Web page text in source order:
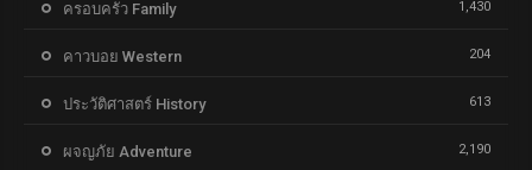
ครอบครัว Family 1,430
คาวบอย Western 204
ประวัติศาสตร์ History 613
ผจญภัย Adventure 2,190